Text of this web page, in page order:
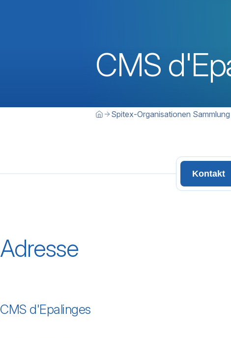
CMS
Sie befinden sich hier:
HomeSpitex-Organisationen Sammlung
Kontakt
Adresse
CMS d'Epalinges